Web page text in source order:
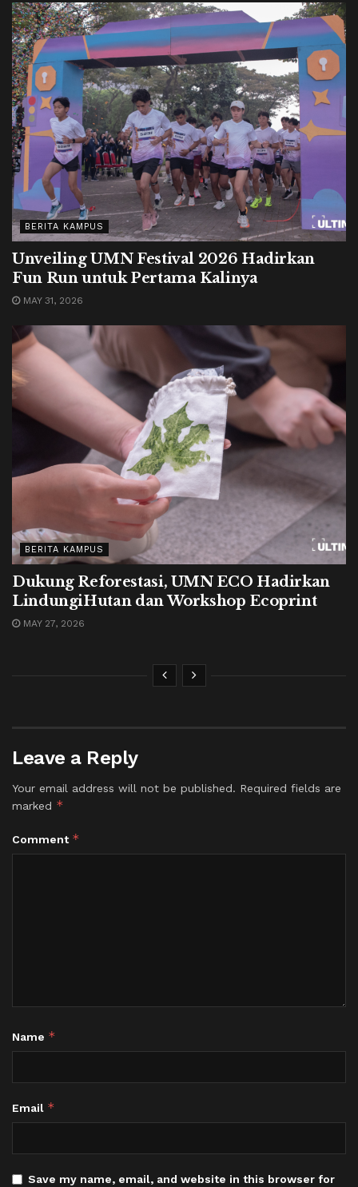
BERITA KAMPUS
Unveiling UMN Festival 2026 Hadirkan
Fun Run untuk Pertama Kalinya
MAY 31, 2026
BERITA KAMPUS
Dukung Reforestasi, UMN ECO Hadirkan
LindungiHutan dan Workshop Ecoprint
MAY 27, 2026
Leave a Reply
Your email address will not be published. Required fields are
marked *
Comment *
Name *
Email *
Save my name, email, and website in this browser for